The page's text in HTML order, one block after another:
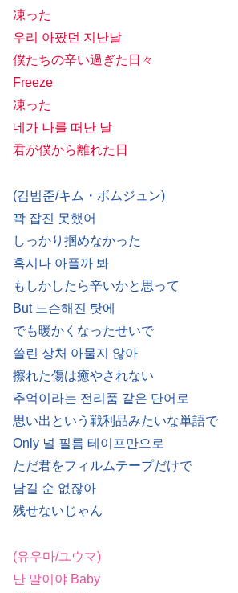
凍った
우리 아팠던 지난날
僕たちの辛い過ぎた日々
Freeze
凍った
네가 나를 떠난 날
君が僕から離れた日
(김범준/キム・ボムジュン)
꽉 잡진 못했어
しっかり掴めなかった
혹시나 아플까 봐
もしかしたら辛いかと思って
But 느슨해진 탓에
でも暖かくなったせいで
쓸린 상처 아물지 않아
擦れた傷は癒やされない
추억이라는 전리품 같은 단어로
思い出という戦利品みたいな単語で
Only 널 필름 테이프만으로
ただ君をフィルムテープだけで
남길 순 없잖아
残せないじゃん
(유우마/ユウマ)
난 말이야 Baby